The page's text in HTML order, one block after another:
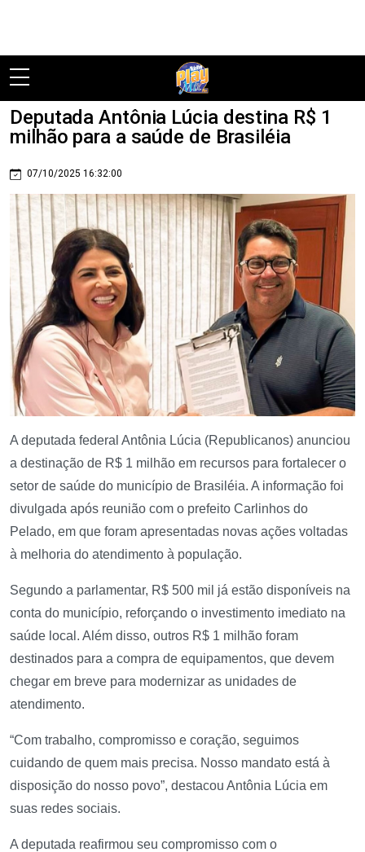
Deputada Antônia Lúcia destina R$ 1
milhão para a saúde de Brasiléia
07/10/2025 16:32:00
A deputada federal Antônia Lúcia (Republicanos) anunciou
a destinação de R$ 1 milhão em recursos para fortalecer o
setor de saúde do município de Brasiléia. A informação foi
divulgada após reunião com o prefeito Carlinhos do
Pelado, em que foram apresentadas novas ações voltadas
à melhoria do atendimento à população.
Segundo a parlamentar, R$ 500 mil já estão disponíveis na
conta do município, reforçando o investimento imediato na
saúde local. Além disso, outros R$ 1 milhão foram
destinados para a compra de equipamentos, que devem
chegar em breve para modernizar as unidades de
atendimento.
“Com trabalho, compromisso e coração, seguimos
cuidando de quem mais precisa. Nosso mandato está à
disposição do nosso povo”, destacou Antônia Lúcia em
suas redes sociais.
A deputada reafirmou seu compromisso com o